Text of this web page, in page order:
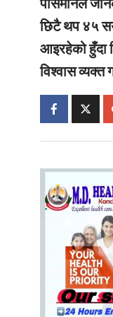
छिटै थप ४५
आइरहेको हुँदा
विश्वास व्यक्त